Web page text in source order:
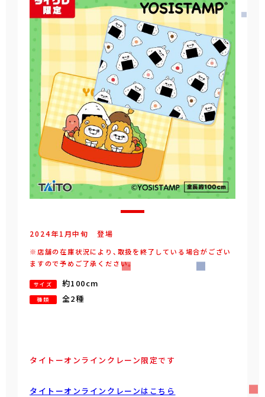
2024年1 月中旬 登場
※店舗の在庫状況により、取扱を終了している場合がござい
ますので予めご了承ください。
サイズ 約100cm
種類 全2種
タイトーオンラインクレーン限定です
タイトーオンラインクレーンはこちら